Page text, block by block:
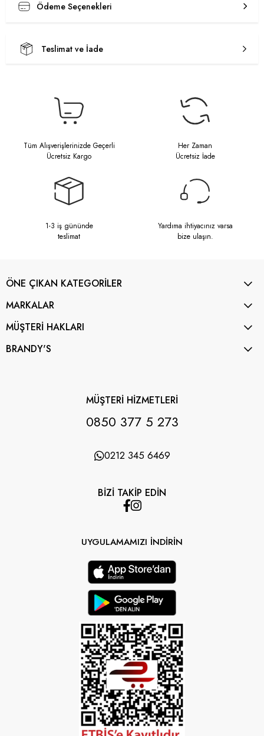
Ödeme Seçenekleri
Teslimat ve İade
Tüm Alışverişlerinizde Geçerli
Ücretsiz Kargo
Her Zaman
Ücretsiz İade
1-3 iş gününde
teslimat
Yardıma ihtiyacınız varsa
bize ulaşın.
ÖNE ÇIKAN KATEGORİLER
MARKALAR
MÜŞTERİ HAKLARI
BRANDY'S
MÜŞTERİ HİZMETLERİ
0850 377 5 273
0212 345 6469
BİZİ TAKİP EDİN
UYGULAMAMIZI İNDİRİN